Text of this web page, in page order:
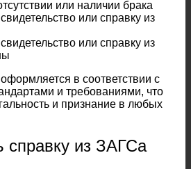
или наличии брака
или справку из
или справку из
в соответствии с
и требованиями, что
и признание в любых
справку из ЗАГСа